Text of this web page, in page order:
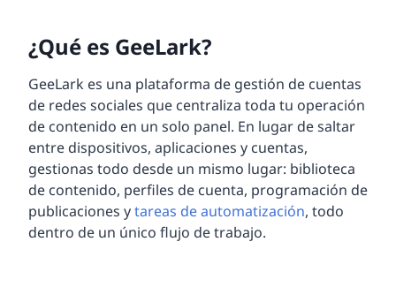
¿Qué es GeeLark?
GeeLark es una plataforma de gestión de cuentas
de redes sociales que centraliza toda tu operación
de contenido en un solo panel. En lugar de saltar
entre dispositivos, aplicaciones y cuentas,
gestionas todo desde un mismo lugar: biblioteca
de contenido, perfiles de cuenta, programación de
publicaciones ytareas de automatización, todo
dentro de un único flujo de trabajo.